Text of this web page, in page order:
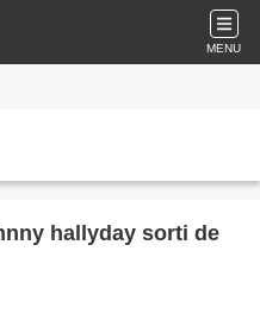
MENU
hallyday sorti de